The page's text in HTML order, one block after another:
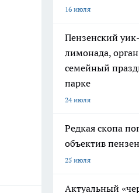
16 июля
Пензенский
лимонада,
семейный
парке
24 июля
Редкая скопа
объектив
25 июля
Актуальный